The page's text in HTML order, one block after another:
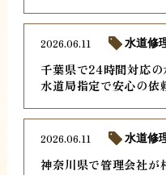
千葉県で24時間対応の
水道局指定で安心の依
2026.06.11 水道修
神奈川県で管理会社が
2026.06.11 水道修